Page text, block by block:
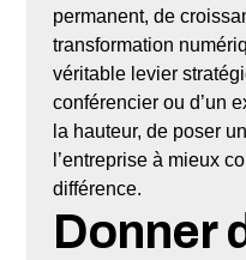
permanent, de
transformation
véritable levier
conférencier ou d’un
la hauteur, de poser
l’entreprise à mieux
différence.
Donner